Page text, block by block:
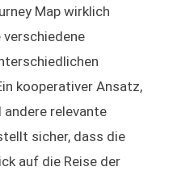
Map wirklich
kooperativer Ansatz,
andere relevante
sicher, dass die
auf die Reise der